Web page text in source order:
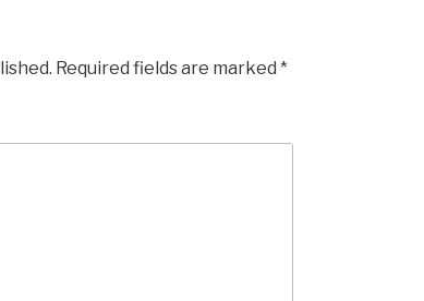
Required fields are marked *